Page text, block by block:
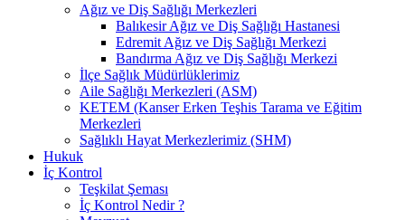
Ağız ve Diş Sağlığı Merkezleri
Balıkesir Ağız ve Diş Sağlığı Hastanesi
Edremit Ağız ve Diş Sağlığı Merkezi
Bandırma Ağız ve Diş Sağlığı Merkezi
İlçe Sağlık Müdürlüklerimiz
Aile Sağlığı Merkezleri (ASM)
KETEM (Kanser Erken Teşhis Tarama ve Eğitim
Merkezleri
Sağlıklı Hayat Merkezlerimiz (SHM)
Hukuk
İç Kontrol
Teşkilat Şeması
İç Kontrol Nedir ?